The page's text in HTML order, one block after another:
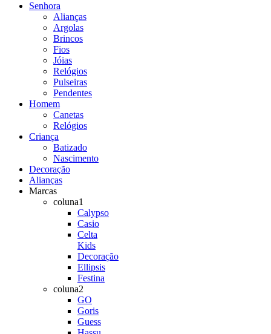
Senhora
Alianças
Argolas
Brincos
Fios
Jóias
Relógios
Pulseiras
Pendentes
Homem
Canetas
Relógios
Criança
Batizado
Nascimento
Decoração
Alianças
Marcas
coluna1
Calypso
Casio
Celta
Kids
Decoração
Ellipsis
Festina
coluna2
GO
Goris
Guess